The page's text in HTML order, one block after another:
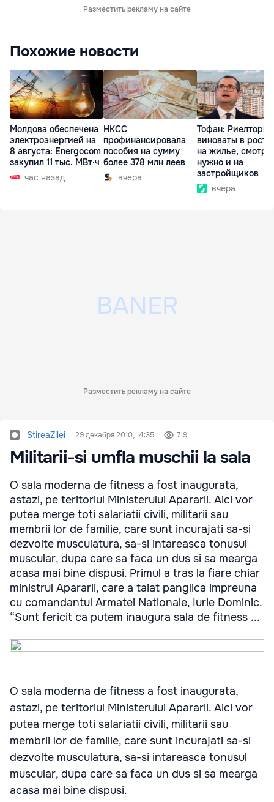
Разместить рекламу на сайте
Похожие новости
Молдова обеспечена
электроэнергией на
8 августа: Energocom
закупил 11 тыс. МВт·ч
час назад
НКСС
профинансировала
пособия на сумму
более 378 млн леев
вчера
Тофан: Риелторы
виноваты в росте
на жилье,
нужно и на
застройщиков
вчера
Разместить рекламу на сайте
StireaZilei 29 декабря 2010, 14:35 719
Militarii-si umfla muschii la sala
O sala moderna de fitness a fost inaugurata,
astazi, pe teritoriul Ministerului Apararii. Aici vor
putea merge toti salariatii civili, militarii sau
membrii lor de familie, care sunt incurajati sa-si
dezvolte musculatura, sa-si intareasca tonusul
muscular, dupa care sa faca un dus si sa mearga
acasa mai bine dispusi. Primul a tras la fiare chiar
ministrul Apararii, care a taiat panglica impreuna
cu comandantul Armatei Nationale, Iurie Dominic.
“Sunt fericit ca putem inaugura sala de fitness ...
O sala moderna de fitness a fost inaugurata,
astazi, pe teritoriul Ministerului Apararii. Aici vor
putea merge toti salariatii civili, militarii sau
membrii lor de familie, care sunt incurajati sa-si
dezvolte musculatura, sa-si intareasca tonusul
muscular, dupa care sa faca un dus si sa mearga
acasa mai bine dispusi.